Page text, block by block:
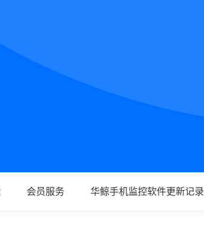
会员服务 华鲸手机监控软件更新记录